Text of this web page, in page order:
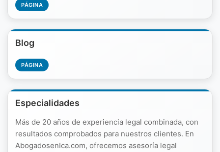
PÁGINA
Blog
PÁGINA
Especialidades
Más de 20 años de experiencia legal combinada, con
resultados comprobados para nuestros clientes. En
AbogadosenIca.com, ofrecemos asesoría legal